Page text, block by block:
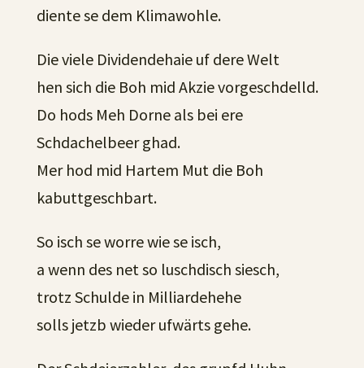
diente se dem Klimawohle.
Die viele Dividendehaie uf dere Welt
hen sich die Boh mid Akzie vorgeschdelld.
Do hods Meh Dorne als bei ere
Schdachelbeer ghad.
Mer hod mid Hartem Mut die Boh
kabuttgeschbart.
So isch se worre wie se isch,
a wenn des net so luschdisch siesch,
trotz Schulde in Milliardehehe
solls jetzb wieder ufwärts gehe.